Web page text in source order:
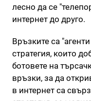
лесно да се
интернет до друго.
Връзките са
стратегия, които
ботовете на
връзки, за да
в интернет са